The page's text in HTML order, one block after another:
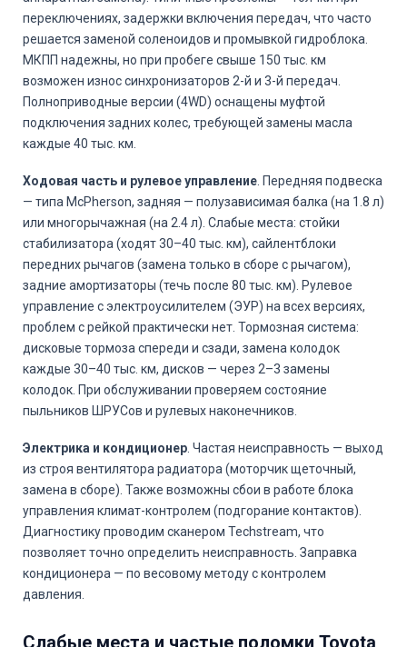
переключениях, задержки включения передач, что часто
решается заменой соленоидов и промывкой гидроблока.
МКПП надежны, но при пробеге свыше 150 тыс. км
возможен износ синхронизаторов 2-й и 3-й передач.
Полноприводные версии (4WD) оснащены муфтой
подключения задних колес, требующей замены масла
каждые 40 тыс. км.
Ходовая часть и рулевое управление . Передняя подвеска
— типа McPherson, задняя — полузависимая балка (на 1.8 л)
или многорычажная (на 2.4 л). Слабые места: стойки
стабилизатора (ходят 30–40 тыс. км), сайлентблоки
передних рычагов (замена только в сборе с рычагом),
задние амортизаторы (течь после 80 тыс. км). Рулевое
управление с электроусилителем (ЭУР) на всех версиях,
проблем с рейкой практически нет. Тормозная система:
дисковые тормоза спереди и сзади, замена колодок
каждые 30–40 тыс. км, дисков — через 2–3 замены
колодок. При обслуживании проверяем состояние
пыльников ШРУСов и рулевых наконечников.
Электрика и кондиционер . Частая неисправность — выход
из строя вентилятора радиатора (моторчик щеточный,
замена в сборе). Также возможны сбои в работе блока
управления климат-контролем (подгорание контактов).
Диагностику проводим сканером Techstream, что
позволяет точно определить неисправность. Заправка
кондиционера — по весовому методу с контролем
давления.
Слабые места и частые поломки Toyota